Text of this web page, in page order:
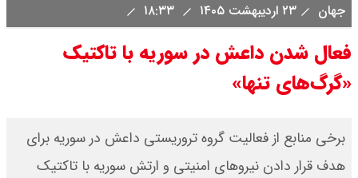
جهان ۲۳ اردیبهشت ۱۴۰۵
فعال شدن داعش در سوریه با تاکتیک
«گرگ‌های تنها»
برخی منابع از فعالیت‌ گروه‌ تروریستی داعش در سوریه برای
هدف قرار دادن نیروهای امنیتی و ارتش سوریه با تاکتیک